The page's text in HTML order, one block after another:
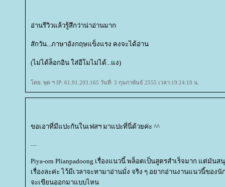
อ่านรีวิวแล้วรู้สึกว่าน่าอ่านมาก
สักวัน...ภาษาอังกฤษแข็งแรง คงจะได้อ่าน
(ไม่ได้ล็อกอิน ใส่อีโมไม่ได้...แง)
ดย: พุด ฯ IP: 61.91.203.165 วันที่: 3 กุมภาพันธ์ 2555 เวลา:19:24:10 น.
ขอเอาที่มีแปะกันในเฟสฯ มาแปะที่นี่ด้วยค่ะ ^^
....
Piya-orn Plianpadoong เรื่องแนวนี้ พล็อตเป็นสูตรสำเร็จมาก แต่มัน
เรื่องละค่ะ ไว้มีเวลาจะหามาอ่านมั่ง จริง ๆ อยากอ่านงานแนวนี้ของนั
จะเขียนออกมาแบบไหน